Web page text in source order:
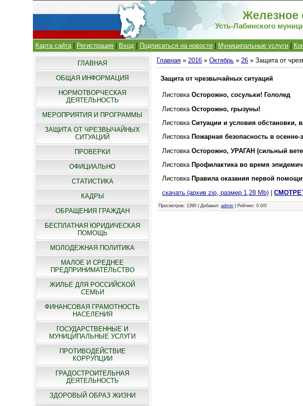
Железное
Усть-Лабинского
Карта сайта| Регистрация Вход Подписаться на новости Муниципальные услуги
ГЛАВНАЯ
ОБЩАЯ ИНФОРМАЦИЯ
НОРМОТВОРЧЕСКАЯ
ДЕЯТЕЛЬНОСТЬ
МЕРОПРИЯТИЯ И ПРОГРАММЫ
ЗАЩИТА ОТ ЧРЕЗВЫЧАЙНЫХ
СИТУАЦИЙ
ПРОВЕРКИ
ОФИЦИАЛЬНО
СТАТИСТИКА
КАДРЫ
ОБРАЩЕНИЯ ГРАЖДАН
БЕСПЛАТНАЯ ЮРИДИЧЕСКАЯ
ПОМОЩЬ
МОЛОДЕЖНАЯ ПОЛИТИКА
МАЛОЕ И СРЕДНЕЕ
ПРЕДПРИНИМАТЕЛЬСТВО
ЖИЛЬЕ ДЛЯ РОССИЙСКОЙ
СЕМЬИ
ФИНАНСОВАЯ ГРАМОТНОСТЬ
НАСЕЛЕНИЯ
ГОСУДАРСТВЕННЫЕ И
МУНИЦИПАЛЬНЫЕ УСЛУГИ
ПРОТИВОДЕЙСТВИЕ
КОРРУПЦИИ
ГРАДОСТРОИТЕЛЬНАЯ
ДЕЯТЕЛЬНОСТЬ
ЗДОРОВЫЙ ОБРАЗ ЖИЗНИ
Главная »2016 » Октябрь » 26 » Защита от
Защита от чрезвычайных ситуаций
ЛистовкаОсторожно, сосульки! Гололед
ЛистовкаОсторожно, грызуны!
ЛистовкаСитуации и условия обстановки,
Листовка Пожарная безопасность в
ЛистовкаОсторожно, УРАГАН (сильный
Листовка Профилактика во время
Листовка Правила оказания первой
скачать (архив zip, размер 1,28 Mb) |
Просмотров: 1390 |Добавил:admin Рейтинг:0.0/0